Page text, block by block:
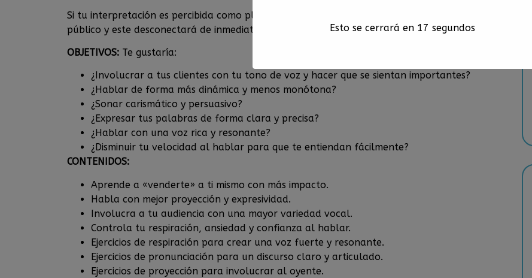
Si tu interpretación es percibida como plana, desganada y rutinaria, perderás el interés de tu
público y este desconectará de inmediato de lo que estás diciendo.
OBJETIVOS: Te gustaría:
¿Involucrar a tus clientes con tu tono de voz y hacer que se sientan importantes?
¿Hablar de forma más dinámica y menos monótona?
¿Sonar carismático y persuasivo?
¿Expresar tus palabras de forma clara y precisa?
¿Hablar con una voz rica y resonante?
¿Disminuir tu velocidad al hablar para que te entiendan fácilmente?
CONTENIDOS:
Aprende a «venderte» a ti mismo con más impacto.
Habla con mejor proyección y expresividad.
Involucra a tu audiencia con una mayor variedad vocal.
Controla tu respiración, ansiedad y confianza al hablar.
Ejercicios de respiración para crear una voz fuerte y resonante.
Ejercicios de pronunciación para un discurso claro y articulado.
Ejercicios de proyección para involucrar al oyente.
Esto se cerrará en 16 segundos